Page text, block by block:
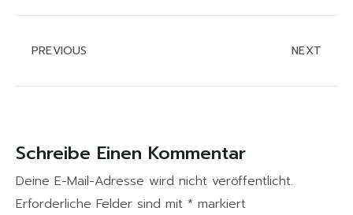
PREVIOUS NEXT
Schreibe Einen Kommentar
Deine E-Mail-Adresse wird nicht veröffentlicht.
Erforderliche Felder sind mit * markiert